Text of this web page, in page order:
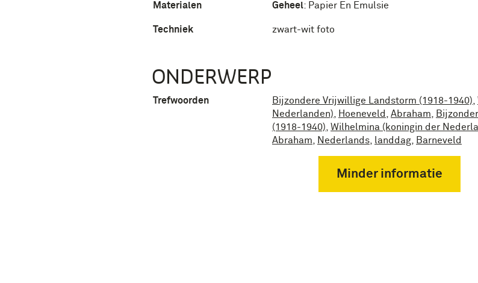
Materialen Geheel: Papier En Emulsie
Techniek zwart-wit foto
ONDERWERP
Trefwoorden Bijzondere Vrijwillige Landstorm (1918-1940)
Nederlanden)
Hoeneveld Abraham
(1918-1940) Wilhelmina (koningin der
Abraham
Nederlands landdag Barneveld
Minder informatie